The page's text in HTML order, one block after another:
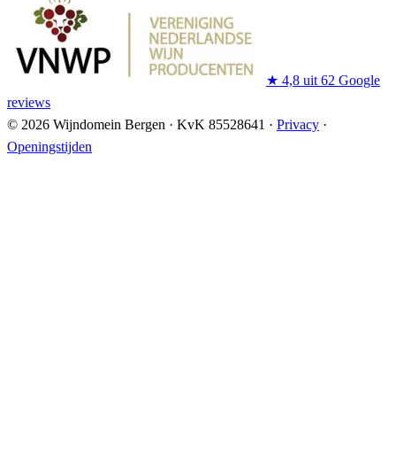
★ 4,8 uit 62 Google
reviews
© 2026 Wijndomein Bergen · KvK 85528641 · Privacy ·
Openingstijden